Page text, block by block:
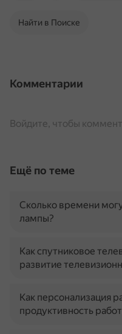
Найти в Поиске
Комментарии
Войдите, чтобы
Ещё по теме
Сколько времени
лампы?
Как спутниковое
развитие
Как персонализация
продуктивность